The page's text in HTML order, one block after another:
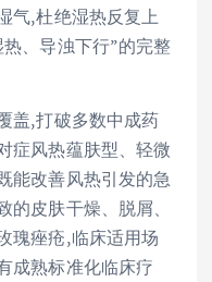
气,杜绝湿热反复上
、导浊下行”的完整
盖,打破多数中成药
症风热蕴肤型、轻微
能改善风热引发的急
皮肤干燥、脱屑、
瑰痤疮,临床适用场
成熟标准化临床疗